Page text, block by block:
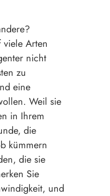
Arten
nicht
zu
eine
Weil sie
in Ihrem
die
kümmern
die sie
Sie
und